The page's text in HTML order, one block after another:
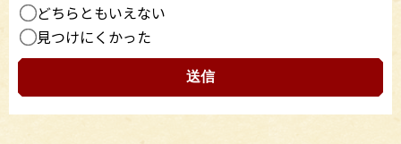
どちらともいえない
見つけにくかった